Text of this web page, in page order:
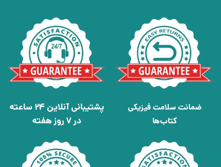
ضمانت سلامت فیزیکی
کتاب‌ها
پشتیبانی آنلاین 24 ساعته
در 7 روز هفته